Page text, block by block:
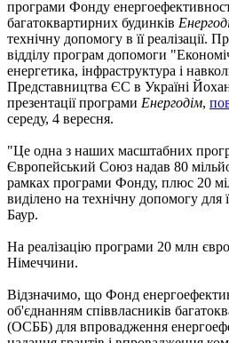
програми Фонду
багатоквартирних будинків
технічну допомогу в її реалізації.
відділу програм допомоги
енергетика, інфраструктура і
Представництва ЄС в Україні
презентації програми Енергодім,
середу, 4 вересня.
"Це одна з наших масштабних
Європейський Союз надав 80
рамках програми Фонду, плюс 20
виділено на технічну допомогу для
Баур.
На реалізацію програми 20 млн
Німеччини.
Відзначимо, що Фонд
об'єднанням співвласників
(ОСББ) для впровадження